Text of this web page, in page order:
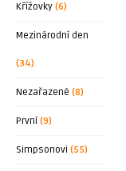
Křížovky (6)
Mezinárodní den
(34)
Nezařazené (8)
První (9)
Simpsonovi (55)